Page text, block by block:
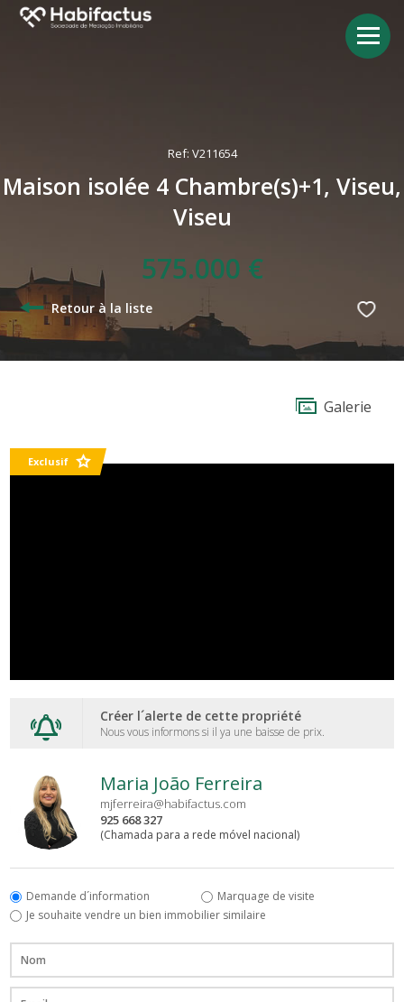
Ref: V211654
Maison isolée 4 Chambre(s)+1, Viseu,
Viseu
575.000 €
Retour à la liste
Galerie
Exclusif
Créer l´alerte de cette propriété
Nous vous informons si il ya une baisse de prix.
Maria João Ferreira
mjferreira@habifactus.com
925 668 327
(Chamada para a rede móvel nacional)
Demande d´information
Marquage de visite
Je souhaite vendre un bien immobilier similaire